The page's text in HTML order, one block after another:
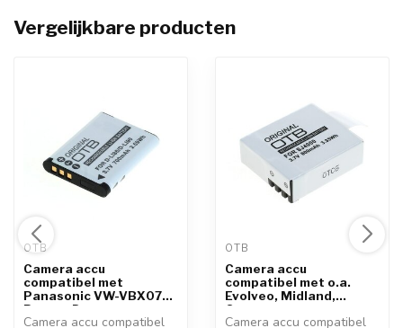
Vergelijkbare producten
OTB
Camera accu
compatibel met
Panasonic VW-VBX070,
Pentax D-...
Camera accu compatibel
OTB
Camera accu
compatibel met o.a.
Evolveo, Midland,
Qumox, ...
Camera accu compatibel